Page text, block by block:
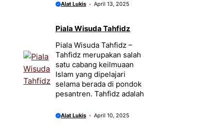
Alat Lukis April 13, 2025
Piala Wisuda Tahfidz
Piala Wisuda Tahfidz –
Tahfidz merupakan salah
satu cabang keilmuaan
Islam yang dipelajari
selama berada di pondok
pesantren. Tahfidz adalah
Alat Lukis April 10, 2025